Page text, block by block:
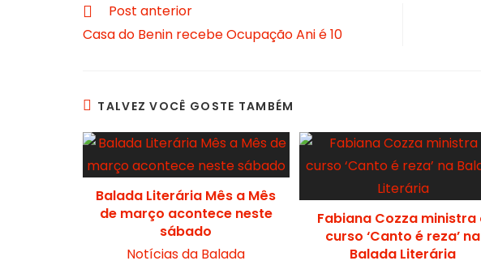
Post anterior
Casa do Benin recebe Ocupação Ani é 10
TALVEZ VOCÊ GOSTE TAMBÉM
Balada Literária Mês a Mês
de março acontece neste
sábado
Notícias da Balada
Fabiana Cozza ministra
curso ‘Canto é reza’ na
Balada Literária